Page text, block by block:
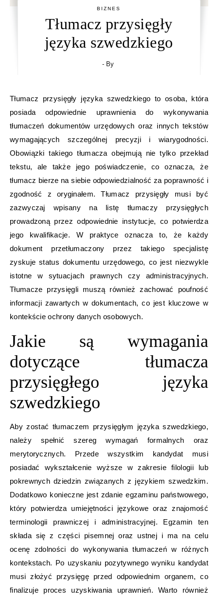
BIZNES
Tłumacz przysięgły
języka szwedzkiego
- By
Tłumacz przysięgły języka szwedzkiego to osoba, która
posiada odpowiednie uprawnienia do wykonywania
tłumaczeń dokumentów urzędowych oraz innych tekstów
wymagających szczególnej precyzji i wiarygodności.
Obowiązki takiego tłumacza obejmują nie tylko przekład
tekstu, ale także jego poświadczenie, co oznacza, że
tłumacz bierze na siebie odpowiedzialność za poprawność i
zgodność z oryginałem. Tłumacz przysięgły musi być
zazwyczaj wpisany na listę tłumaczy przysięgłych
prowadzoną przez odpowiednie instytucje, co potwierdza
jego kwalifikacje. W praktyce oznacza to, że każdy
dokument przetłumaczony przez takiego specjalistę
zyskuje status dokumentu urzędowego, co jest niezwykle
istotne w sytuacjach prawnych czy administracyjnych.
Tłumacze przysięgli muszą również zachować poufność
informacji zawartych w dokumentach, co jest kluczowe w
kontekście ochrony danych osobowych.
Jakie są wymagania
dotyczące tłumacza
przysięgłego języka
szwedzkiego
Aby zostać tłumaczem przysięgłym języka szwedzkiego,
należy spełnić szereg wymagań formalnych oraz
merytorycznych. Przede wszystkim kandydat musi
posiadać wykształcenie wyższe w zakresie filologii lub
pokrewnych dziedzin związanych z językiem szwedzkim.
Dodatkowo konieczne jest zdanie egzaminu państwowego,
który potwierdza umiejętności językowe oraz znajomość
terminologii prawniczej i administracyjnej. Egzamin ten
składa się z części pisemnej oraz ustnej i ma na celu
ocenę zdolności do wykonywania tłumaczeń w różnych
kontekstach. Po uzyskaniu pozytywnego wyniku kandydat
musi złożyć przysięgę przed odpowiednim organem, co
finalizuje proces uzyskiwania uprawnień. Warto również